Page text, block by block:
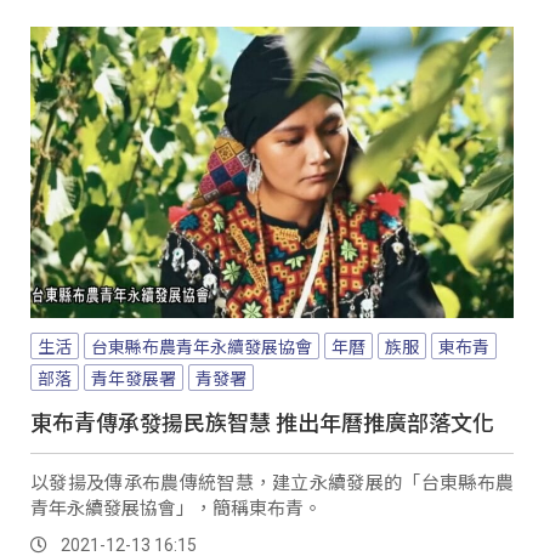
生活 台東縣布農青年永續發展協會 年曆 族服
東布青
部落
青年發展署 青發署
東布青傳承發揚民族智慧 推出年曆推廣部落文化
以發揚及傳承布農傳統智慧，建立永續發展的「台東縣布農
青年永續發展協會」，簡稱東布青。
2021-12-13 16:15